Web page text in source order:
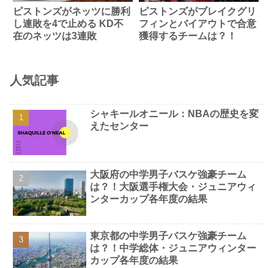
ピストンズがネッツに勝利
し連敗を4で止める KD不
在のネッツは3連敗
ピストンズがブレイクグリ
フィンとバイアウトで合意
獲得するチームは？！
人気記事
シャキールオニール：NBAの歴史を変
えたセンター
大阪府の中学男子バスケ強豪チーム
は？！大阪選手権大会・ジュニアウィ
ンターカップ各年度の結果
東京都の中学男子バスケ強豪チーム
は？！中学総体・ジュニアウィンター
カップ各年度の結果